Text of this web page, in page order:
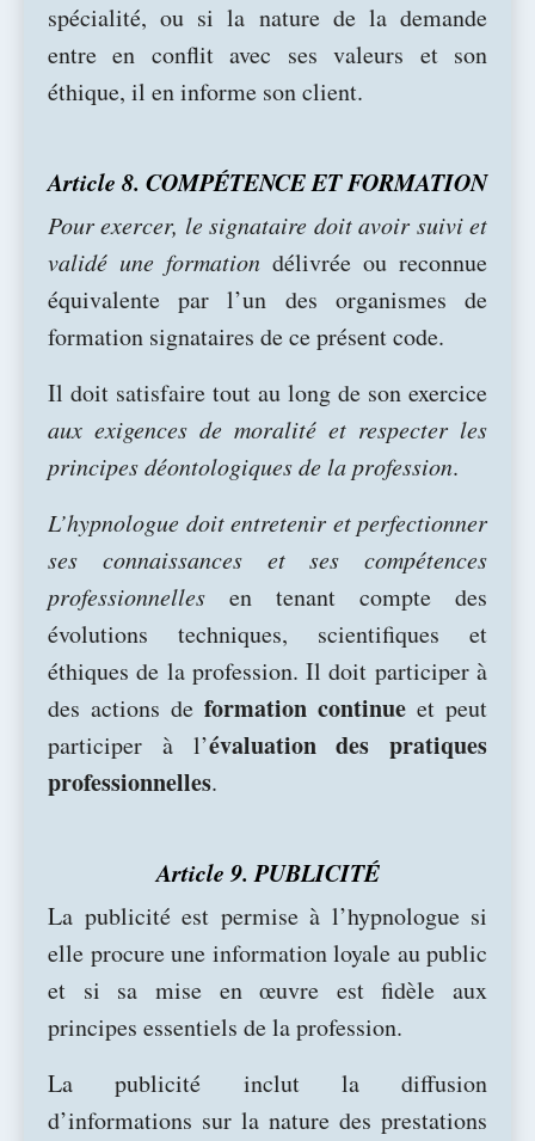
spécialité, ou si la nature de la demande
entre en conflit avec ses valeurs et son
éthique, il en informe son client.
Article 8. COMPÉTENCE ET FORMATION
Pour exercer, le signataire doit avoir suivi et
validé une formation délivrée ou reconnue
équivalente par l’un des organismes de
formation signataires de ce présent code.
Il doit satisfaire tout au long de son exercice
aux exigences de moralité et respecter les
principes déontologiques de la profession.
L’hypnologue doit entretenir et perfectionner
ses connaissances et ses compétences
professionnelles en tenant compte des
évolutions techniques, scientifiques et
éthiques de la profession. Il doit participer à
des actions de formation continue et peut
participer à l’évaluation des pratiques
professionnelles.
Article 9. PUBLICITÉ
La publicité est permise à l’hypnologue si
elle procure une information loyale au public
et si sa mise en œuvre est fidèle aux
principes essentiels de la profession.
La publicité inclut la diffusion
d’informations sur la nature des prestations